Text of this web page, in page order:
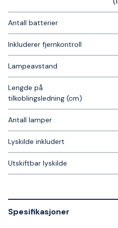
Antall batterier
Inkluderer fjernkontroll
Lampeavstand
Lengde på
tilkoblingsledning (cm)
Antall lamper
Lyskilde inkludert
Utskiftbar lyskilde
Spesifikasjoner